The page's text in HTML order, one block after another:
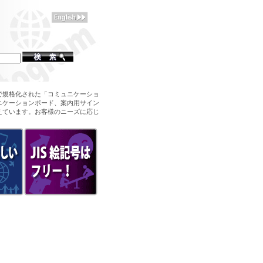
格化された「コミュニケーショ
ーションボード、案内用サイン
います。お客様のニーズに応じ